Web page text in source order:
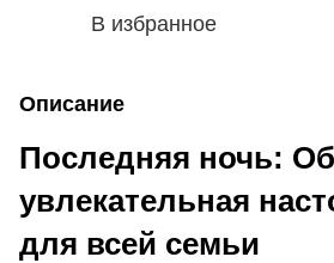
В избранное
Описание
Последняя ночь:
увлекательная
для всей семьи